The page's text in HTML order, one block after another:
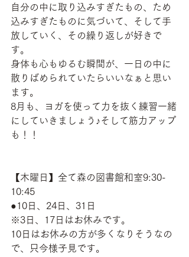
自分の中に取り込みすぎたもの、ため
込みすぎたものに気づいて、そして手
放していく、その繰り返しが好きで
す。
身体も心もゆるむ瞬間が、一日の中に
散りばめられていたらいいなぁと思い
ます。
8月も、ヨガを使って力を抜く練習一緒
にしていきましょう♪そして筋力アップ
も！！
【木曜日】全て森の図書館和室9:30-
10:45
●10日、24日、31日
※3日、17日はお休みです。
10日はお休みの方が多くなりそうなの
で、只今様子見です。